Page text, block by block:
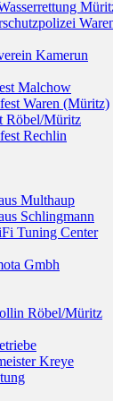
Kamerun
Malchow
Waren (Müritz)
Röbel/Müritz
Rechlin
Multhaup
Schlingmann
Tuning Center
Gmbh
Röbel/Müritz
Kreye